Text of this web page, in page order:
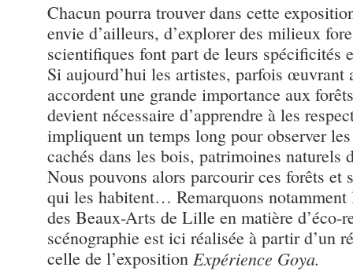
Chacun pourra trouver dans cette
envie d’ailleurs, d’explorer des milieux
scientifiques font part de leurs spécificités
Si aujourd’hui les artistes, parfois œuvrant
accordent une grande importance aux
devient nécessaire d’apprendre à les
impliquent un temps long pour observer
cachés dans les bois, patrimoines naturels
Nous pouvons alors parcourir ces forêts et
qui les habitent… Remarquons notamment
des Beaux-Arts de Lille en matière d’éco-
scénographie est ici réalisée à partir d’un
celle de l’exposition Expérience Goya.